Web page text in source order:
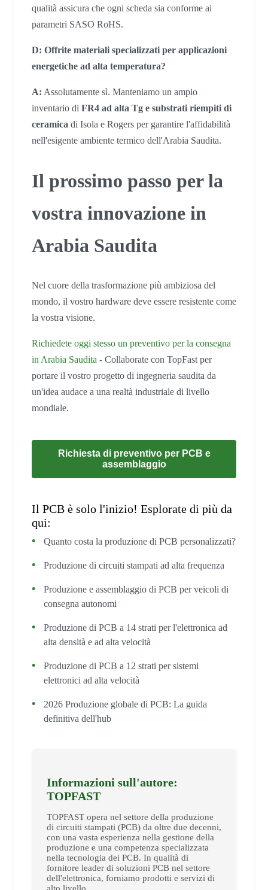
qualità assicura che ogni scheda sia conforme ai
parametri SASO RoHS.
D: Offrite materiali specializzati per applicazioni
energetiche ad alta temperatura?
A: Assolutamente sì. Manteniamo un ampio
inventario di FR4 ad alta Tg e substrati riempiti di
ceramica di Isola e Rogers per garantire l'affidabilità
nell'esigente ambiente termico dell'Arabia Saudita.
Il prossimo passo per la
vostra innovazione in
Arabia Saudita
Nel cuore della trasformazione più ambiziosa del
mondo, il vostro hardware deve essere resistente come
la vostra visione.
Richiedete oggi stesso un preventivo per la consegna
in Arabia Saudita - Collaborate con TopFast per
portare il vostro progetto di ingegneria saudita da
un'idea audace a una realtà industriale di livello
mondiale.
Richiesta di preventivo per PCB e
assemblaggio
Il PCB è solo l'inizio! Esplorate di più da
qui:
Quanto costa la produzione di PCB personalizzati?
Produzione di circuiti stampati ad alta frequenza
Produzione e assemblaggio di PCB per veicoli di
consegna autonomi
Produzione di PCB a 14 strati per l'elettronica ad
alta densità e ad alta velocità
Produzione di PCB a 12 strati per sistemi
elettronici ad alta velocità
2026 Produzione globale di PCB: La guida
definitiva dell'hub
Informazioni sull'autore:
TOPFAST
TOPFAST opera nel settore della produzione
di circuiti stampati (PCB) da oltre due decenni,
con una vasta esperienza nella gestione della
produzione e una competenza specializzata
nella tecnologia dei PCB. In qualità di
fornitore leader di soluzioni PCB nel settore
dell'elettronica, forniamo prodotti e servizi di